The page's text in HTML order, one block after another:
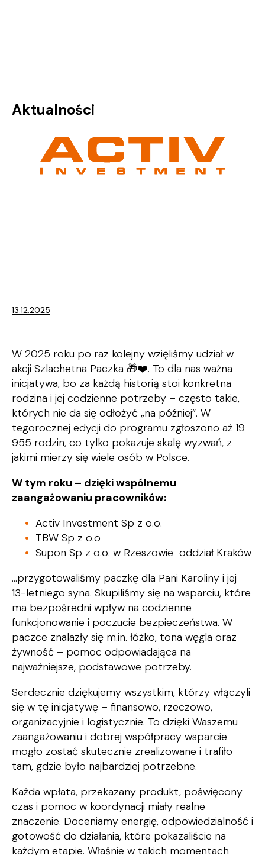
Aktualności
13.12.2025
W 2025 roku po raz kolejny wzięliśmy udział w
akcji Szlachetna Paczka 🎁❤️. To dla nas ważna
inicjatywa, bo za każdą historią stoi konkretna
rodzina i jej codzienne potrzeby – często takie,
których nie da się odłożyć „na później”. W
tegorocznej edycji do programu zgłoszono aż 19
955 rodzin, co tylko pokazuje skalę wyzwań, z
jakimi mierzy się wiele osób w Polsce.
W tym roku – dzięki wspólnemu
zaangażowaniu pracowników:
Activ Investment Sp z o.o.
TBW Sp z o.o
Supon Sp z o.o. w Rzeszowie oddział Kraków
...przygotowaliśmy paczkę dla Pani Karoliny i jej
13-letniego syna. Skupiliśmy się na wsparciu, które
ma bezpośredni wpływ na codzienne
funkcjonowanie i poczucie bezpieczeństwa. W
paczce znalazły się m.in. łóżko, tona węgla oraz
żywność – pomoc odpowiadająca na
najważniejsze, podstawowe potrzeby.
Serdecznie dziękujemy wszystkim, którzy włączyli
się w tę inicjatywę – finansowo, rzeczowo,
organizacyjnie i logistycznie. To dzięki Waszemu
zaangażowaniu i dobrej współpracy wsparcie
mogło zostać skutecznie zrealizowane i trafiło
tam, gdzie było najbardziej potrzebne.
Każda wpłata, przekazany produkt, poświęcony
czas i pomoc w koordynacji miały realne
znaczenie. Doceniamy energię, odpowiedzialność i
gotowość do działania, które pokazaliście na
każdym etapie. Właśnie w takich momentach